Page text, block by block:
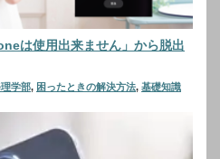
は使用出来ません」から脱出
学部, 困ったときの解決方法, 基礎知識